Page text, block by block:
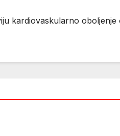
kardiovaskularno oboljenje